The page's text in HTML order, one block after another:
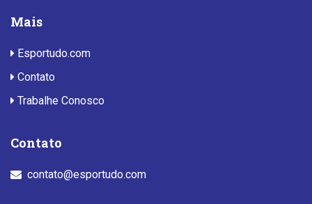
Mais
Esportudo.com
Contato
Trabalhe Conosco
Contato
contato@esportudo.com